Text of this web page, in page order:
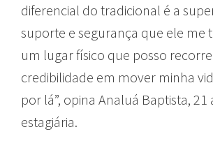
diferencial do tradicional é a
suporte e segurança que ele me
um lugar físico que posso
credibilidade em mover minha
por lá”, opina Analuá Baptista, 21
estagiária.